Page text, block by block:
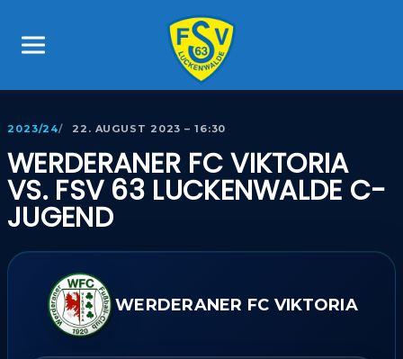
2023/24 22. AUGUST 2023 – 16:30
WERDERANER FC VIKTORIA
VS. FSV 63 LUCKENWALDE C-
JUGEND
WERDERANER FC VIKTORIA